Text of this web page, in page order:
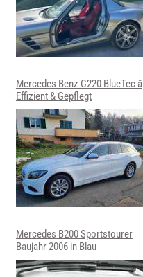
Mercedes Benz C220 BlueTec â
Effizient & Gepflegt
Mercedes B200 Sportstourer
Baujahr 2006 in Blau